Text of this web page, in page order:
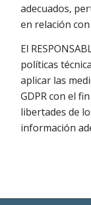
adecuados,
en relación
El
políticas
aplicar las
GDPR con el
libertades de
información